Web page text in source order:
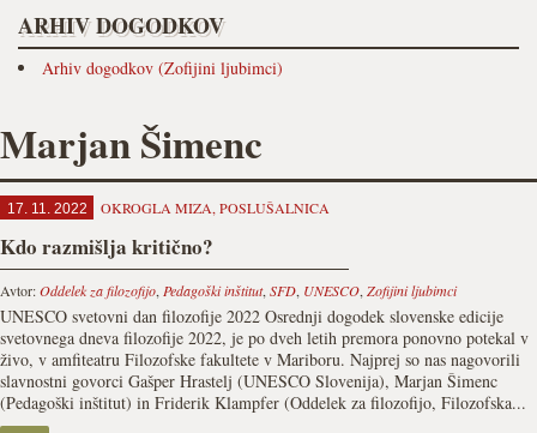
ARHIV DOGODKOV
Arhiv dogodkov (Zofijini ljubimci)
Marjan Šimenc
17. 11. 2022 OKROGLA MIZA, POSLUŠALNICA
Kdo razmišlja kritično?
Avtor:Oddelek za filozofijo, Pedagoški inštitut, SFD, UNESCO, Zofijini ljubimci
UNESCO svetovni dan filozofije 2022 Osrednji dogodek slovenske edicije
svetovnega dneva filozofije 2022, je po dveh letih premora ponovno potekal v
živo, v amfiteatru Filozofske fakultete v Mariboru. Najprej so nas nagovorili
slavnostni govorci Gašper Hrastelj (UNESCO Slovenija), Marjan Šimenc
(Pedagoški inštitut) in Friderik Klampfer (Oddelek za filozofijo, Filozofska...